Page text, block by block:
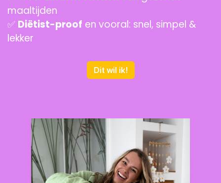
maaltijden
✅ Diëtist-proof en vooral: snel, simpel &
lekker
Dit wil ik!